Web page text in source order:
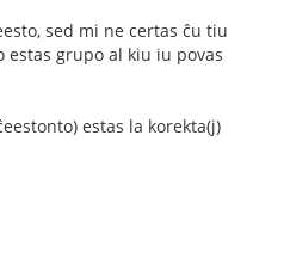
sed mi ne certas ĉu tiu
estas grupo al kiu iu povas
estas la korekta(j)